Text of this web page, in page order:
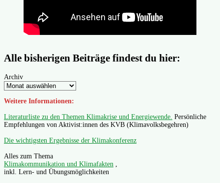
Alle bisherigen Beiträge findest du hier:
Archiv
Weitere Informationen:
Literaturliste zu den Themen Klimakrise und Energiewende. Persönliche
Empfehlungen von Aktivist:innen des KVB (Klimavolksbegehren)
Die wichtigsten Ergebnisse der Klimakonferenz
Alles zum Thema
Klimakommunikation und Klimafakten
inkl. Lern- und Übungsmöglichkeiten